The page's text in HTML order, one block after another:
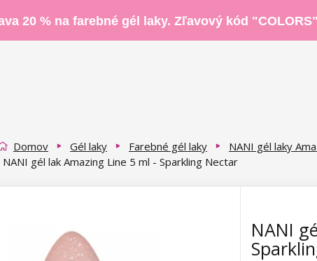
20 % na farebné gél laky. Zľavový kód "COLORS"
Domov Gél laky Farebné gél laky NANI gél laky
NANI gél lak Amazing Line 5 ml - Sparkling Nectar
NANI